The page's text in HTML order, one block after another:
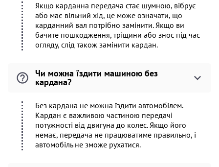
Якщо карданна передача стає шумною, вібрує
або має вільний хід, це може означати, що
карданний вал потрібно замінити. Якщо ви
бачите пошкодження, тріщини або знос під час
огляду, слід також замінити кардан.
Чи можна їздити машиною без
кардана?
Без кардана не можна їздити автомобілем.
Кардан є важливою частиною передачі
потужності від двигуна до колес. Якщо його
немає, передача не працюватиме правильно, і
автомобіль не зможе рухатися.